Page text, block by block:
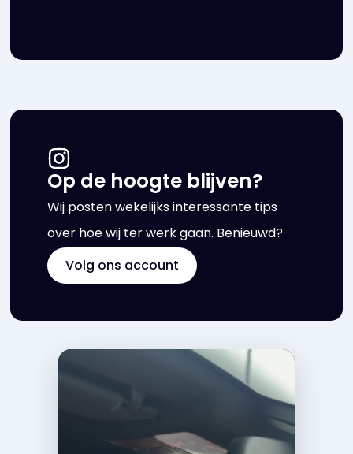
Op de hoogte blijven?
Wij posten wekelijks interessante tips
over hoe wij ter werk gaan. Benieuwd?
Volg ons account